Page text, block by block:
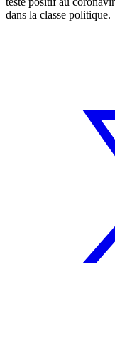
dans la classe politique.